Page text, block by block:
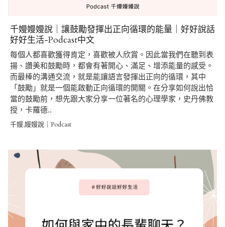
千嫚嫚嫚說｜讓鼓勵發揮出正向循環的能量｜好好說話
好好生活-Podcast中文
每個人都喜歡獲得肯定，喜歡被人欣賞。因此當我們在聽到表
揚、讚美和鼓勵時，都會有著開心、滿足、增添能量的感受。
而最棒的溝通交流，就是能讓語言發揮出正向的循環，其中
「鼓勵」就是一個能啟動正向循環的開關。在分享如何說出恰
當的鼓勵前，想先跟大家分享一位著名的心理學家，史丹佛教
授，卡羅德..
千嫚,嫚嫚說｜Podcast